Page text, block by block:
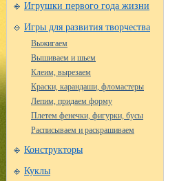
Игрушки первого года жизни
Игры для развития творчества
Выжигаем
Вышиваем и шьем
Клеим, вырезаем
Краски, карандаши, фломастеры
Лепим, придаем форму
Плетем фенечки, фигурки, бусы
Расписываем и раскрашиваем
Конструкторы
Куклы